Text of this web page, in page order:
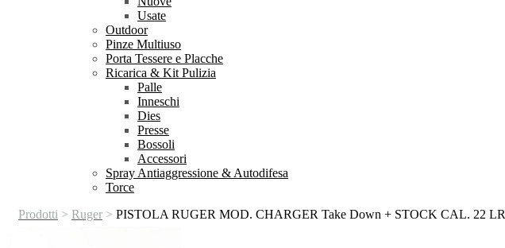
Usate
Outdoor
Pinze Multiuso
Porta Tessere e Placche
Ricarica & Kit Pulizia
Palle
Inneschi
Dies
Presse
Bossoli
Accessori
Spray Antiaggressione & Autodifesa
Torce
Prodotti > Ruger > PISTOLA RUGER MOD. CHARGER Take Down + STOCK CAL. 22 LR